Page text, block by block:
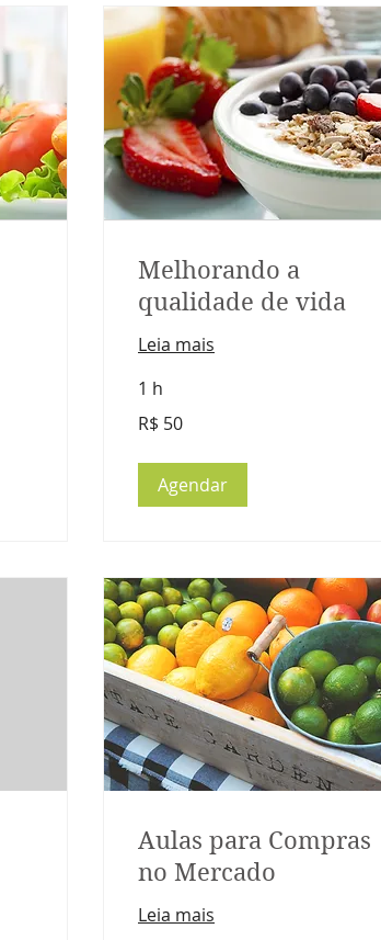
Melhorando a
qualidade de vida
Leia mais
1 h
Reais
R$ 50
Agendar
Aulas para Compras
no Mercado
Leia mais